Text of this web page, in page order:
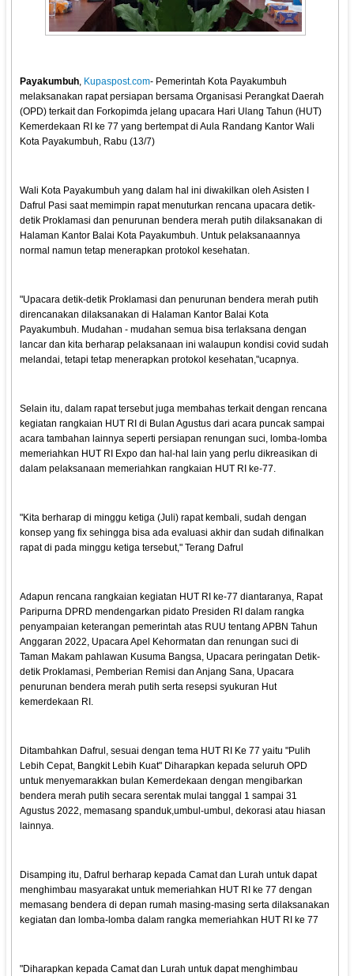
Payakumbuh, Kupaspost.com- Pemerintah Kota Payakumbuh
melaksanakan rapat persiapan bersama Organisasi Perangkat Daerah
(OPD) terkait dan Forkopimda jelang upacara Hari Ulang Tahun (HUT)
Kemerdekaan RI ke 77 yang bertempat di Aula Randang Kantor Wali
Kota Payakumbuh, Rabu (13/7)
Wali Kota Payakumbuh yang dalam hal ini diwakilkan oleh Asisten I
Dafrul Pasi saat memimpin rapat menuturkan rencana upacara detik-
detik Proklamasi dan penurunan bendera merah putih dilaksanakan di
Halaman Kantor Balai Kota Payakumbuh. Untuk pelaksanaannya
normal namun tetap menerapkan protokol kesehatan.
"Upacara detik-detik Proklamasi dan penurunan bendera merah putih
direncanakan dilaksanakan di Halaman Kantor Balai Kota
Payakumbuh. Mudahan - mudahan semua bisa terlaksana dengan
lancar dan kita berharap pelaksanaan ini walaupun kondisi covid sudah
melandai, tetapi tetap menerapkan protokol kesehatan,"ucapnya.
Selain itu, dalam rapat tersebut juga membahas terkait dengan rencana
kegiatan rangkaian HUT RI di Bulan Agustus dari acara puncak sampai
acara tambahan lainnya seperti persiapan renungan suci, lomba-lomba
memeriahkan HUT RI Expo dan hal-hal lain yang perlu dikreasikan di
dalam pelaksanaan memeriahkan rangkaian HUT RI ke-77.
"Kita berharap di minggu ketiga (Juli) rapat kembali, sudah dengan
konsep yang fix sehingga bisa ada evaluasi akhir dan sudah difinalkan
rapat di pada minggu ketiga tersebut," Terang Dafrul
Adapun rencana rangkaian kegiatan HUT RI ke-77 diantaranya, Rapat
Paripurna DPRD mendengarkan pidato Presiden RI dalam rangka
penyampaian keterangan pemerintah atas RUU tentang APBN Tahun
Anggaran 2022, Upacara Apel Kehormatan dan renungan suci di
Taman Makam pahlawan Kusuma Bangsa, Upacara peringatan Detik-
detik Proklamasi, Pemberian Remisi dan Anjang Sana, Upacara
penurunan bendera merah putih serta resepsi syukuran Hut
kemerdekaan RI.
Ditambahkan Dafrul, sesuai dengan tema HUT RI Ke 77 yaitu "Pulih
Lebih Cepat, Bangkit Lebih Kuat" Diharapkan kepada seluruh OPD
untuk menyemarakkan bulan Kemerdekaan dengan mengibarkan
bendera merah putih secara serentak mulai tanggal 1 sampai 31
Agustus 2022, memasang spanduk,umbul-umbul, dekorasi atau hiasan
lainnya.
Disamping itu, Dafrul berharap kepada Camat dan Lurah untuk dapat
menghimbau masyarakat untuk memeriahkan HUT RI ke 77 dengan
memasang bendera di depan rumah masing-masing serta dilaksanakan
kegiatan dan lomba-lomba dalam rangka memeriahkan HUT RI ke 77
"Diharapkan kepada Camat dan Lurah untuk dapat menghimbau